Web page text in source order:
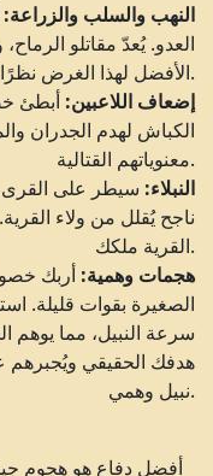
النهب والسلب والزراعة:
العدو. يُعدّ مقاتلو
الأفضل لهذا الغرض نظرًا لقدرتهم العالية على حمل الغنائم.
إضعاف اللاعبين: أبطئ
الكباش لهدم الجدران
معنوياتهم القتالية.
النبلاء: سيطر على
ناجح يُقلل من ولاء
القرية ملكك.
هجمات وهمية: أربك
الصغيرة بقوات قليلة.
سرعة النبيل، مما يوهم
هدفك الحقيقي ويُجبرهم
نبيل وهمي.
أفضل دفاع هو هجوم